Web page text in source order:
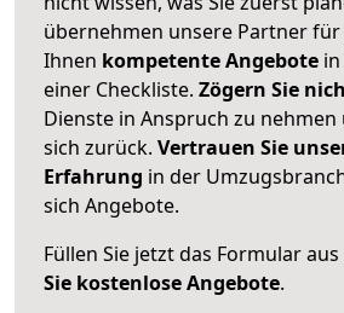
übernehmen unsere Partner für
Ihnen kompetente Angebote
einer Checkliste. Zögern Sie
Dienste in Anspruch zu nehmen
sich zurück. Vertrauen Sie
Erfahrung in der
sich Angebote.
Füllen Sie jetzt das Formular
Sie kostenlose Angebote.